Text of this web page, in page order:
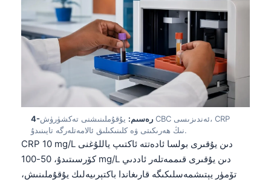
4-رەسىم: يۇقۇملىنىشنى تەكشۈرۈش CBC ئەندىزىسى، CRP
نىڭ ھەرىكىتى ۋە كلىنىكىلىق ئالامەتلەرگە تايىنىدۇ.
CRP 10 mg/L دىن يۇقىرى بولسا ئادەتتە ئاكتىپ ياللۇغنى
كۆرسىتىدۇ، 50-100 mg/L دىن يۇقىرى قىممەتلەر ئاددىي
تۆمۈر يېتىشمەسلىكىگە قارىغاندا باكتېرىيەلىك يۇقۇملىنىش،